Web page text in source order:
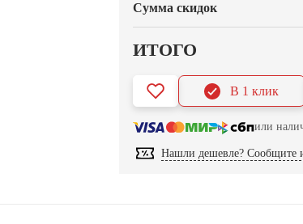
Сумма скидок
ИТОГО
В 1 клик
или
Нашли дешевле? Сообщите